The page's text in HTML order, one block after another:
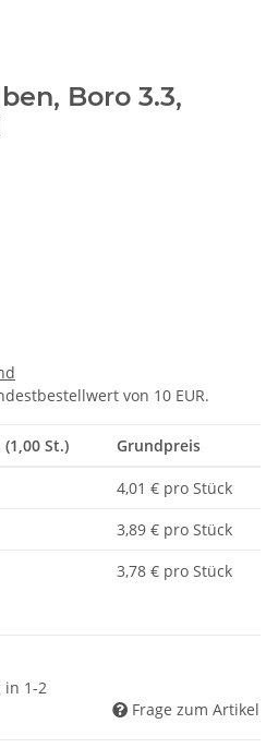
Boro 3.3,
von 10 EUR.
St.) Grundpreis
4,01 € pro Stück
3,89 € pro Stück
3,78 € pro Stück
in 1-2
Frage zum Artikel